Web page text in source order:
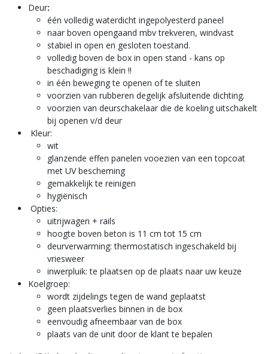
Deur:
één volledig waterdicht ingepolyesterd paneel
naar boven opengaand mbv trekveren, windvast
stabiel in open en gesloten toestand.
volledig boven de box in open stand - kans op
beschadiging is klein !!
in één beweging te openen of te sluiten
voorzien van rubberen degelijk afsluitende dichting.
voorzien van deurschakelaar die de koeling uitschakelt
bij openen v/d deur
Kleur:
wit
glanzende effen panelen vooezien van een topcoat
met UV bescheming
gemakkelijk te reinigen
hygiënisch
Opties:
uitrijwagen + rails
hoogte boven beton is 11 cm tot 15 cm
deurverwarming: thermostatisch ingeschakeld bij
vriesweer
inwerpluik: te plaatsen op de plaats naar uw keuze
Koelgroep:
wordt zijdelings tegen de wand geplaatst
geen plaatsverlies binnen in de box
eenvoudig afneembaar van de box
plaats van de unit door de klant te bepalen